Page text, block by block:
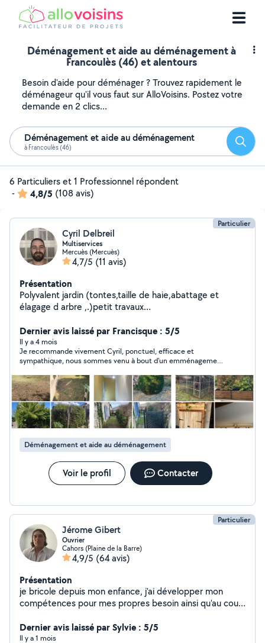
Déménagement et aide au déménagement à
Francoulès (46) et alentours
Besoin d'aide pour déménager ? Trouvez rapidement le
déménageur qu'il vous faut sur AlloVoisins. Postez votre
demande en 2 clics...
Déménagement et aide au déménagement
à Francoulès (46)
6 Particuliers et 1 Professionnel répondent
-
4,8/5 (108 avis)
Particulier
Cyril Delbreil
Multiservices
Mercuès (Mercuès)
4,7/5 (11 avis)
Présentation
Polyvalent jardin (tontes,taille de haie,abattage et
élagage d arbre ,.)petit travaux
aménagement,montage meuble,j étudi toute
proposition de taches .
Dernier avis laissé par Francisque : 5/5
Il y a 4 mois
Je recommande vivement Cyril, ponctuel, efficace et
sympathique, nous sommes venu à bout d'un emménagement
Déménagement et aide au déménagement
Voir le profil Contacter
Particulier
Jérome Gibert
Ouvrier
Cahors (Plaine de la Barre)
4,9/5 (64 avis)
Présentation
je bricole depuis mon enfance, j'ai développer mon
compétences pour mes propres besoin ainsi qu'au cour
plupart des travaux d'intérieur et de d'extérieur.
Dernier avis laissé par Sylvie : 5/5
Il y a 1 mois